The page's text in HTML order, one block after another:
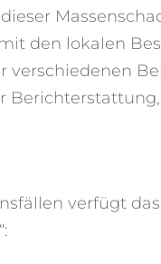
den lokalen
verschiedenen
verfügt